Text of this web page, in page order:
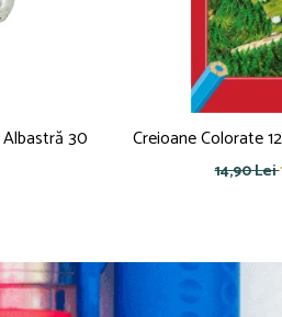
30
Creioane Colorate
14,90 Lei